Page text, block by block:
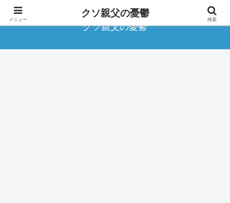
クソ親父の憂鬱
メニュー クソ親父の憂鬱 検索